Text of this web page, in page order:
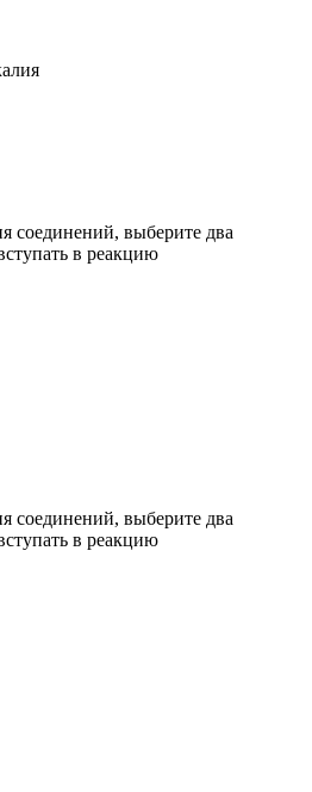
соединений, выберите два
в реакцию
соединений, выберите два
в реакцию